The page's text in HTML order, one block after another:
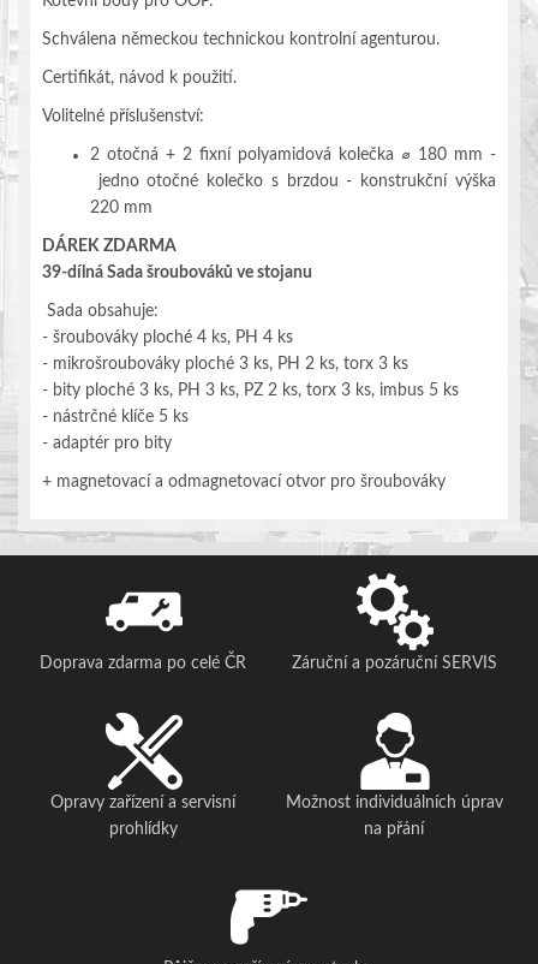
Schválena německou technickou kontrolní agenturou.
Certifikát, návod k použití.
Volitelné příslušenství:
2 otočná + 2 fixní polyamidová kolečka ⌀ 180 mm -
jedno otočné kolečko s brzdou - konstrukční výška
220 mm
DÁREK ZDARMA
39-dílná Sada šroubováků ve stojanu
Sada obsahuje:
- šroubováky ploché 4 ks, PH 4 ks
- mikrošroubováky ploché 3 ks, PH 2 ks, torx 3 ks
- bity ploché 3 ks, PH 3 ks, PZ 2 ks, torx 3 ks, imbus 5 ks
- nástrčné klíče 5 ks
- adaptér pro bity
+ magnetovací a odmagnetovací otvor pro šroubováky
Doprava zdarma po celé ČR Záruční a pozáruční SERVIS
Opravy zařízení a servisní
prohlídky
Možnost individuálních úprav
na přání